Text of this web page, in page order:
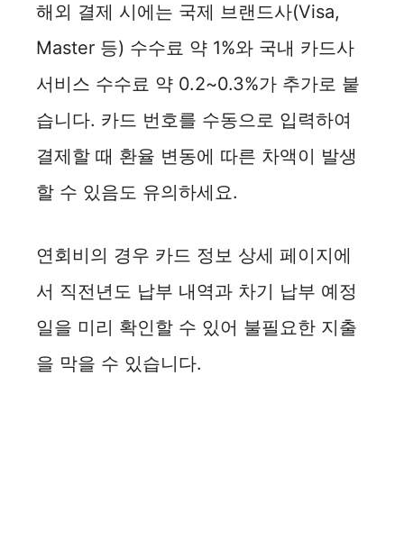
해외 결제 시에는 국제 브랜드사(Visa,
Master 등) 수수료 약 1%와 국내 카드사
서비스 수수료 약 0.2~0.3%가 추가로 붙
습니다. 카드 번호를 수동으로 입력하여
결제할 때 환율 변동에 따른 차액이 발생
할 수 있음도 유의하세요.
연회비의 경우 카드 정보 상세 페이지에
서 직전년도 납부 내역과 차기 납부 예정
일을 미리 확인할 수 있어 불필요한 지출
을 막을 수 있습니다.